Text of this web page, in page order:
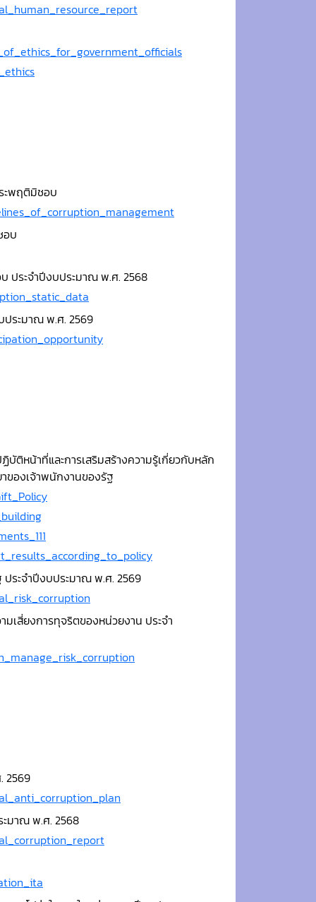
ะพฤติมิชอบ
อบ
ประจำปีงบประมาณ พ.ศ. 2568
ประมาณ พ.ศ. 2569
บัติหน้าที่และการเสริมสร้างความรู้เกี่ยวกับหลัก
ของเจ้าพนักงานของรัฐ
ประจำปีงบประมาณ พ.ศ. 2569
เสี่ยงการทุจริตของหน่วยงาน ประจำ
2569
มาณ พ.ศ. 2568